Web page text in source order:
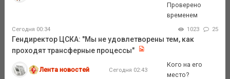
Проверено
временем
Сегодня 00:34 1023 25
Гендиректор ЦСКА: "Мы не удовлетворены тем, как
проходят трансферные процессы"
Лента новостей Сегодня 02:43
Кого на его
место?